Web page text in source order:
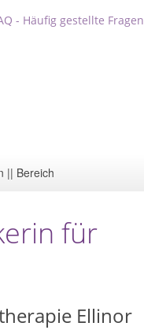
- Häufig gestellte Fragen
|| Bereich
für
Ellinor